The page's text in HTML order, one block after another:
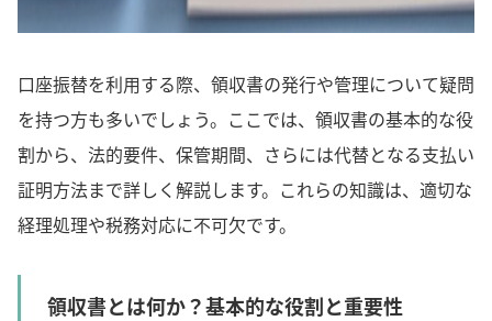
口座振替を利用する際、領収書の発行や管理について疑問
を持つ方も多いでしょう。ここでは、領収書の基本的な役
割から、法的要件、保管期間、さらには代替となる支払い
証明方法まで詳しく解説します。これらの知識は、適切な
経理処理や税務対応に不可欠です。
領収書とは何か？基本的な役割と重要性